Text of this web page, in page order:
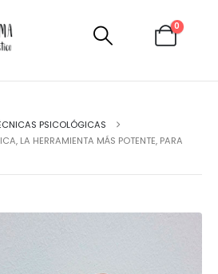
0
PSICOLÓGICAS
LA HERRAMIENTA MÁS POTENTE, PARA